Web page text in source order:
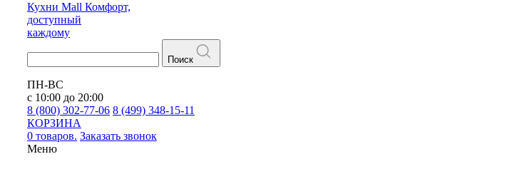
Кухни Mall Комфорт,
доступный
каждому
Поиск
ПН-ВС
с 10:00 до 20:00
8 (800) 302-77-06 8 (499) 348-15-11
КОРЗИНА
0 товаров. Заказать звонок
Меню